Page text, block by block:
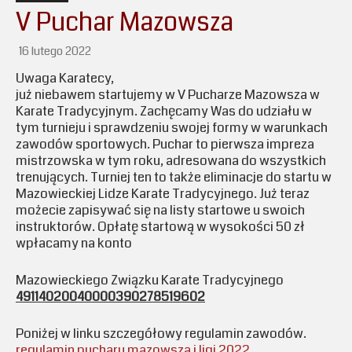
V Puchar Mazowsza
16 lutego 2022
Uwaga Karatecy,
już niebawem startujemy w V Pucharze Mazowsza w
Karate Tradycyjnym. Zachęcamy Was do udziału w
tym turnieju i sprawdzeniu swojej formy w warunkach
zawodów sportowych. Puchar to pierwsza impreza
mistrzowska w tym roku, adresowana do wszystkich
trenujących. Turniej ten to także eliminacje do startu w
Mazowieckiej Lidze Karate Tradycyjnego. Już teraz
możecie zapisywać się na listy startowe u swoich
instruktorów. Opłatę startową w wysokości 50 zł
wpłacamy na konto
Mazowieckiego Związku Karate Tradycyjnego
49114020040000390278519602
Poniżej w linku szczegółowy regulamin zawodów.